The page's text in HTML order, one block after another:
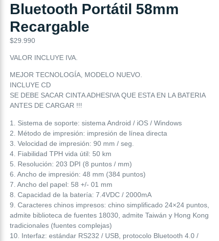
Bluetooth Portátil 58mm
Recargable
$29.990
VALOR INCLUYE IVA.
MEJOR TECNOLOGÍA, MODELO NUEVO.
INCLUYE CD
SE DEBE SACAR CINTA ADHESIVA QUE ESTA EN LA BATERIA
ANTES DE CARGAR !!!
1. Sistema de soporte: sistema Android / iOS / Windows
2. Método de impresión: impresión de línea directa
3. Velocidad de impresión: 90 mm / seg.
4. Fiabilidad TPH vida útil: 50 km
5. Resolución: 203 DPI (8 puntos / mm)
6. Ancho de impresión: 48 mm (384 puntos)
7. Ancho del papel: 58 +/- 01 mm
8. Capacidad de la batería: 7.4VDC / 2000mA
9. Caracteres chinos impresos: chino simplificado 24×24 puntos,
admite biblioteca de fuentes 18030, admite Taiwán y Hong Kong
tradicionales (fuentes complejas)
10. Interfaz: estándar RS232 / USB, protocolo Bluetooth 4.0 /